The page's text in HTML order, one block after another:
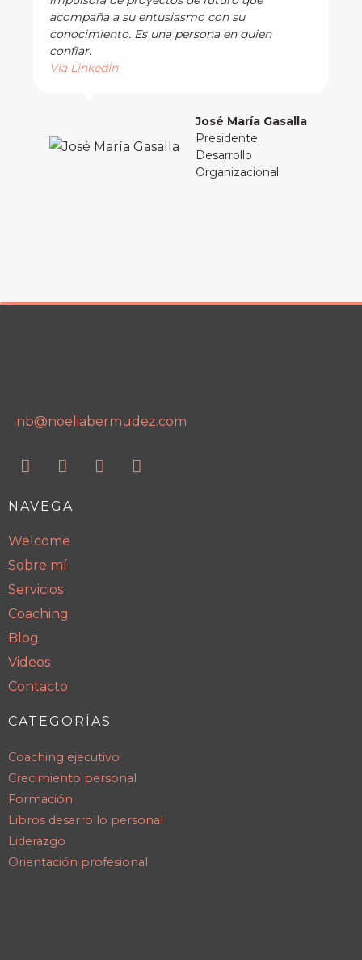
acompaña a su entusiasmo con su
conocimiento. Es una persona en quien
confiar.
Vía LinkedIn
José María Gasalla
Presidente
Desarrollo
Organizacional
nb@noeliabermudez.com
NAVEGA
Welcome
Sobre mí
Servicios
Coaching
Blog
Videos
Contacto
CATEGORÍAS
Coaching ejecutivo
Crecimiento personal
Formación
Libros desarrollo personal
Liderazgo
Orientación profesional